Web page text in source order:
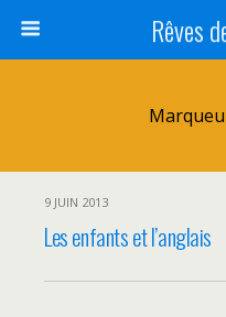
Rêves
9 JUIN 2013
Les enfants et l’anglais